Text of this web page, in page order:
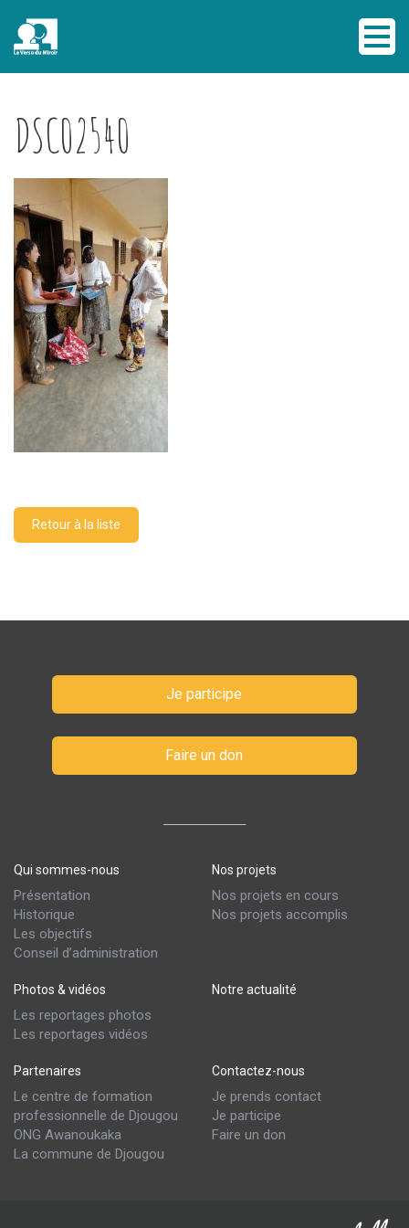
DSC02540
Retour à la liste
Je participe
Faire un don
Qui sommes-nous
Présentation
Historique
Les objectifs
Conseil d’administration
Nos projets
Nos projets en cours
Nos projets accomplis
Photos & vidéos
Les reportages photos
Les reportages vidéos
Notre actualité
Partenaires
Le centre de formation
professionnelle de Djougou
ONG Awanoukaka
La commune de Djougou
Contactez-nous
Je prends contact
Je participe
Faire un don